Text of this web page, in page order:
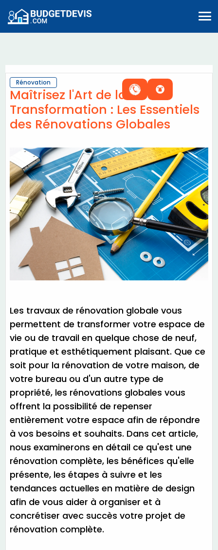
Rénovation
Maîtrisez l'Art de la
Transformation : Les Essentiels
des Rénovations Globales
Les travaux de rénovation globale vous
permettent de transformer votre espace de
vie ou de travail en quelque chose de neuf,
pratique et esthétiquement plaisant. Que ce
soit pour la rénovation de votre maison, de
votre bureau ou d'un autre type de
propriété, les rénovations globales vous
offrent la possibilité de repenser
entièrement votre espace afin de répondre
à vos besoins et souhaits. Dans cet article,
nous examinerons en détail ce qu'est une
rénovation complète, les bénéfices qu'elle
présente, les étapes à suivre et les
tendances actuelles en matière de design
afin de vous aider à organiser et à
concrétiser avec succès votre projet de
rénovation complète.